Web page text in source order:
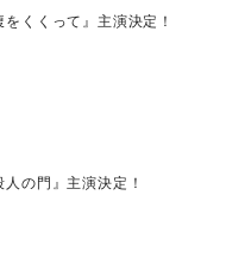
くくって』主演決定！
の門』主演決定！